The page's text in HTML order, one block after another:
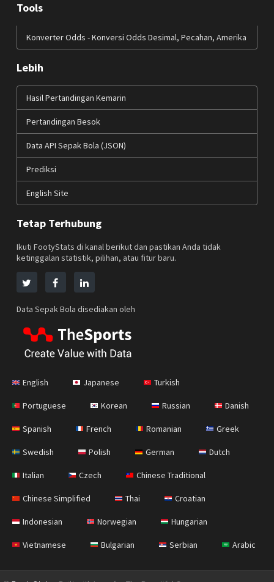
Tools
Konverter Odds - Konversi Odds Desimal, Pecahan, Amerika
Lebih
Hasil Pertandingan Kemarin
Pertandingan Besok
Data API Sepak Bola (JSON)
Prediksi
English Site
Tetap Terhubung
Ikuti FootyStats di kanal berikut dan pastikan Anda tidak
ketinggalan statistik, pilihan, atau fitur baru.
Data Sepak Bola disediakan oleh
English Japanese Turkish
Portuguese Korean Russian Danish
Spanish French Romanian Greek
Swedish Polish German Dutch
Italian Czech Chinese Traditional
Chinese Simplified Thai Croatian
Indonesian Norwegian Hungarian
Vietnamese Bulgarian Serbian Arabic